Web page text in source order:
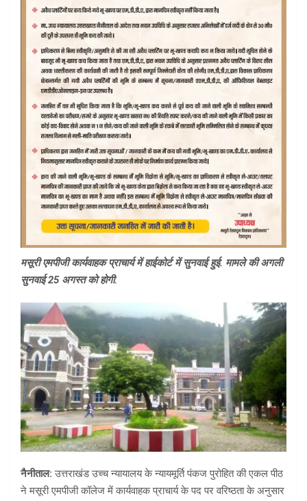
मसूरी एमपीजी कार्यवाहक प्राचार्य में हाईकोर्ट में सुनवाई हुई. मामले की अगली
सुनवाई 25 अगस्त को होगी.
नैनीताल:उत्तराखंड उच्च न्यायालय के न्यायमूर्ति पंकज पुरोहित की एकल पीठ
ने मसूरी एमपीजी कॉलेज में कार्यवाहक प्राचार्य के पद पर वरिष्ठता के अनुसार